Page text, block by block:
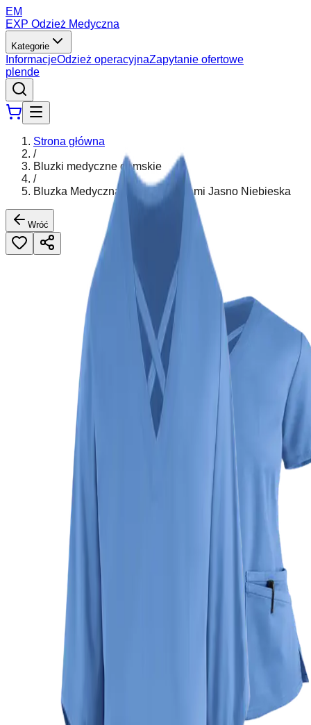
EM
EXP Odzież Medyczna
Kategorie
InformacjeOdzież operacyjnaZapytanie ofertowe
pl ende
Strona główna
/
Bluzki medyczne damskie
/
Bluzka Medyczna Ceris Z Paskami Jasno Niebieska
Wróć